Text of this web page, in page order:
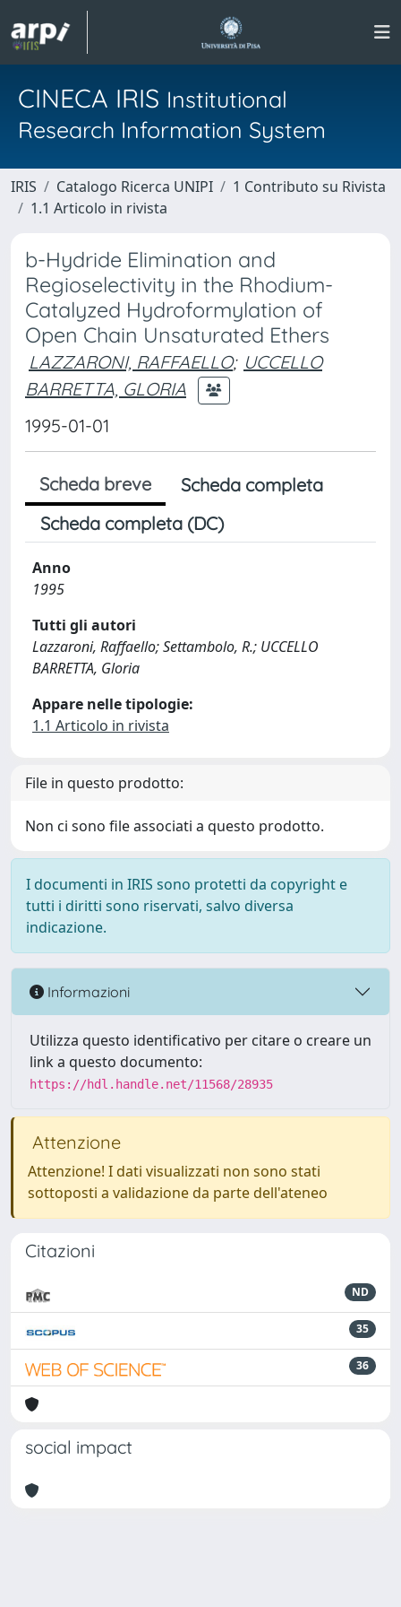
CINECA IRIS Institutional
Research Information System
IRIS Catalogo Ricerca UNIPI
1 Contributo su Rivista
1.1 Articolo in rivista
b-Hydride Elimination and
Regioselectivity in the Rhodium-
Catalyzed Hydroformylation of
Open Chain Unsaturated Ethers
LAZZARONI, RAFFAELLO; UCCELLO
BARRETTA, GLORIA
1995-01-01
Scheda breve
Scheda completa
Scheda completa (DC)
Anno
1995
Tutti gli autori
Lazzaroni, Raffaello; Settambolo, R.; UCCELLO
BARRETTA, Gloria
Appare nelle tipologie:
1.1 Articolo in rivista
File in questo prodotto:
Non ci sono file associati a questo prodotto.
I documenti in IRIS sono protetti da copyright e
tutti i diritti sono riservati, salvo diversa
indicazione.
Informazioni
Utilizza questo identificativo per citare o creare un
link a questo documento:
https://hdl.handle.net/11568/28935
Attenzione
Attenzione! I dati visualizzati non sono stati
sottoposti a validazione da parte dell'ateneo
Citazioni
ND
35
36
social impact